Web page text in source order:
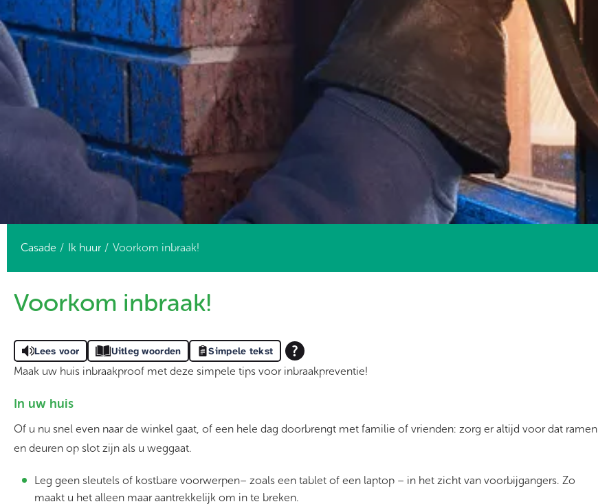
Casade Ik huur Voorkom inbraak!
Voorkom inbraak!
Lees voor Uitleg woorden Simpele tekst
Maak uw huis inbraakproof met deze simpele tips voor inbraakpreventie!
In uw huis
Of u nu snel even naar de winkel gaat, of een hele dag doorbrengt met familie of vrienden: zorg er altijd voor dat ramen
en deuren op slot zijn als u weggaat.
Leg geen sleutels of kostbare voorwerpen– zoals een tablet of een laptop – in het zicht van voorbijgangers. Zo
maakt u het alleen maar aantrekkelijk om in te breken.